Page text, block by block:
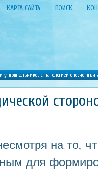
КАРТА САЙТА ПОИСК
у дошкольников с патологией опорно-
на то,
для